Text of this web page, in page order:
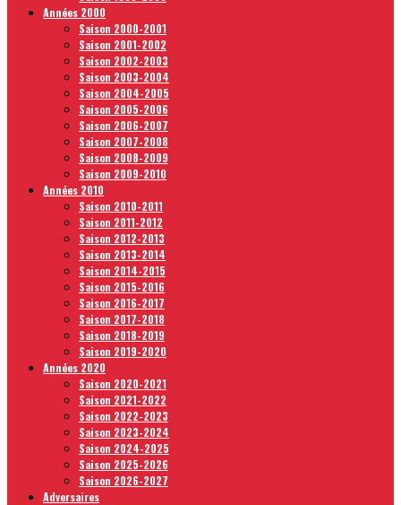
Années 2000
Saison 2000-2001
Saison 2001-2002
Saison 2002-2003
Saison 2003-2004
Saison 2004-2005
Saison 2005-2006
Saison 2006-2007
Saison 2007-2008
Saison 2008-2009
Saison 2009-2010
Années 2010
Saison 2010-2011
Saison 2011-2012
Saison 2012-2013
Saison 2013-2014
Saison 2014-2015
Saison 2015-2016
Saison 2016-2017
Saison 2017-2018
Saison 2018-2019
Saison 2019-2020
Années 2020
Saison 2020-2021
Saison 2021-2022
Saison 2022-2023
Saison 2023-2024
Saison 2024-2025
Saison 2025-2026
Saison 2026-2027
Adversaires